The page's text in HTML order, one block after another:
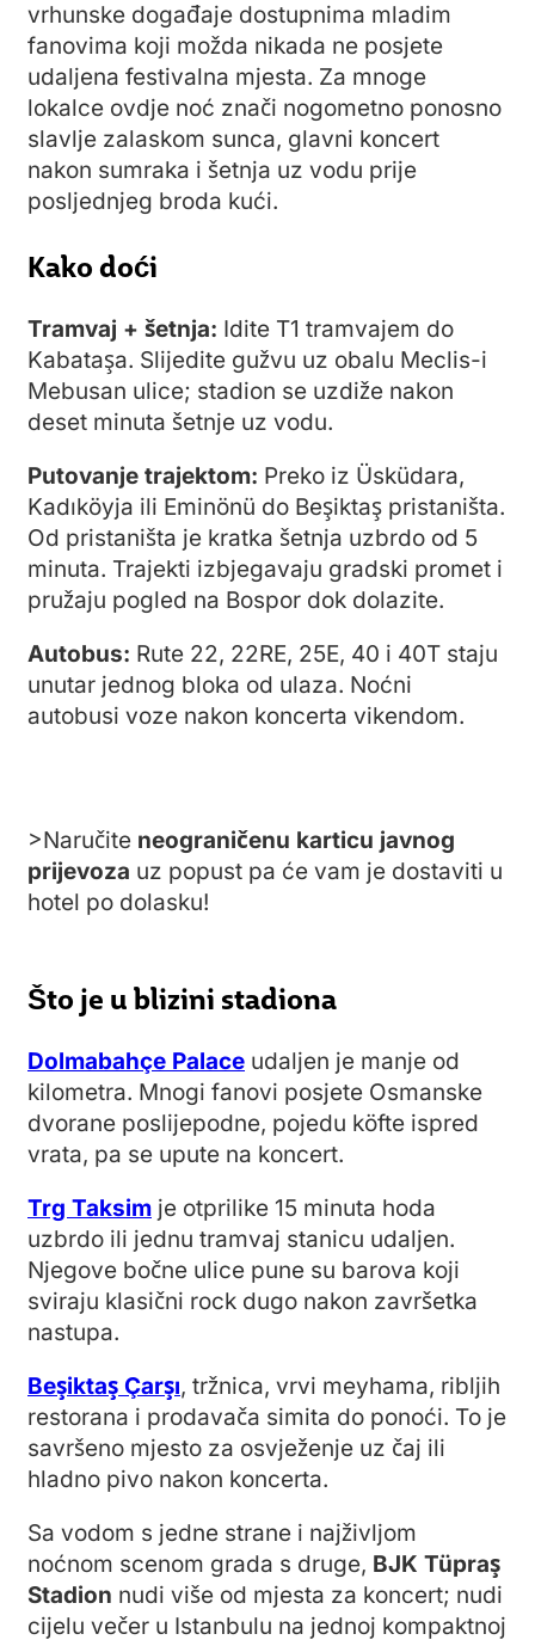
vrhunske događaje dostupnima mladim
fanovima koji možda nikada ne posjete
udaljena festivalna mjesta. Za mnoge
lokalce ovdje noć znači nogometno ponosno
slavlje zalaskom sunca, glavni koncert
nakon sumraka i šetnja uz vodu prije
posljednjeg broda kući.
Kako doći
Tramvaj + šetnja: Idite T1 tramvajem do
Kabataşa. Slijedite gužvu uz obalu Meclis-i
Mebusan ulice; stadion se uzdiže nakon
deset minuta šetnje uz vodu.
Putovanje trajektom: Preko iz Üsküdara,
Kadıköyja ili Eminönü do Beşiktaş pristaništa.
Od pristaništa je kratka šetnja uzbrdo od 5
minuta. Trajekti izbjegavaju gradski promet i
pružaju pogled na Bospor dok dolazite.
Autobus: Rute 22, 22RE, 25E, 40 i 40T staju
unutar jednog bloka od ulaza. Noćni
autobusi voze nakon koncerta vikendom.
>Naručite neograničenu karticu javnog
prijevoza uz popust pa će vam je dostaviti u
hotel po dolasku!
Što je u blizini stadiona
Dolmabahçe Palace udaljen je manje od
kilometra. Mnogi fanovi posjete Osmanske
dvorane poslijepodne, pojedu köfte ispred
vrata, pa se upute na koncert.
Trg Taksim je otprilike 15 minuta hoda
uzbrdo ili jednu tramvaj stanicu udaljen.
Njegove bočne ulice pune su barova koji
sviraju klasični rock dugo nakon završetka
nastupa.
Beşiktaş Çarşı, tržnica, vrvi meyhama, ribljih
restorana i prodavača simita do ponoći. To je
savršeno mjesto za osvježenje uz čaj ili
hladno pivo nakon koncerta.
Sa vodom s jedne strane i najživljom
noćnom scenom grada s druge, BJK Tüpraş
Stadion nudi više od mjesta za koncert; nudi
cijelu večer u Istanbulu na jednoj kompaktnoj